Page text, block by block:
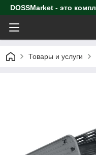
DOSSMarket - это
Товары и услуги